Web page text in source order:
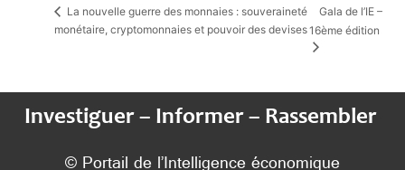
La nouvelle guerre des monnaies : souveraineté
monétaire, cryptomonnaies et pouvoir des devises
Gala de l’IE –
16ème édition
Investiguer – Informer – Rassembler